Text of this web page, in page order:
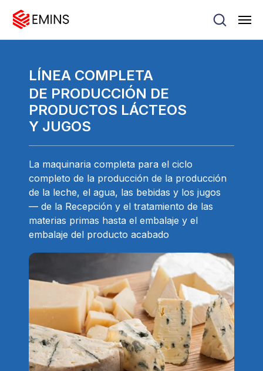
DE PRODUCCIÓN DE
PRODUCTOS LÁCTEOS
Y JUGOS
La maquinaria completa para el ciclo
completo de la producción de la producción
de la leche, el agua, las bebidas y los jugos
— de la Recepción y el tratamiento de las
materias primas hasta el embalaje y el
embalaje del producto acabado
LÍNEA COMPLETA